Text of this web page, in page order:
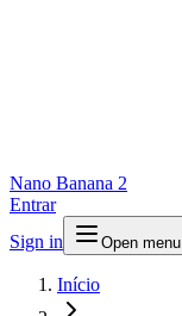
Nano Banana 2
Entrar
Sign in
Open menu
Início